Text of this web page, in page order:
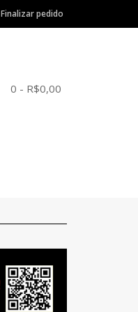
Finalizar pedido
0 - R$0,00